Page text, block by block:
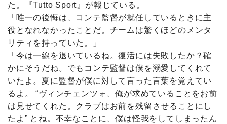
た。『Tutto Sport』が報じている。
「唯一の後悔は、コンテ監督が就任しているときに主
役となれなかったことだ。チームは驚くほどのメンタ
リティを持っていた。」
「今は一線を退いているね。復活には失敗したか？確
かにそうだね。でもコンテ監督は僕を溺愛してくれて
いたよ。夏に監督が僕に対して言った言葉を覚えてい
るよ。 “ヴィンチェンツォ、俺が求めていることをお前
は見せてくれた。クラブはお前を残留させることにし
たよ” とね。不幸なことに、僕は怪我をしてしまったん